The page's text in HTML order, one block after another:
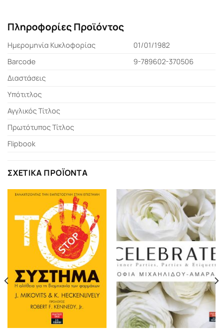
Πληροφορίες Προϊόντος
Ημερομηνία Κυκλοφορίας
01/01/1982
Barcode
9-789602-370506
Διαστάσεις
Υπότιτλος
Αγγλικός Τίτλος
Πρωτότυπος Τίτλος
Flipbook
ΣΧΕΤΙΚΆ ΠΡΟΪΌΝΤΑ